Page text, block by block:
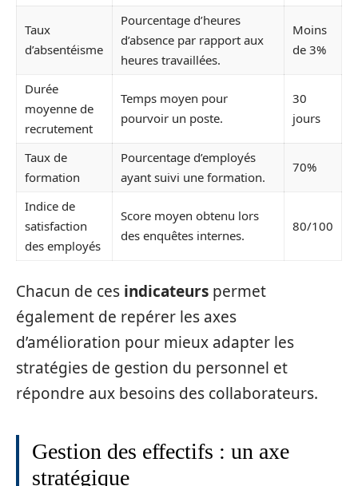
Taux
d’absentéisme
Pourcentage d’heures
d’absence par rapport aux
heures travaillées.
Moins
de 3%
Durée
moyenne de
recrutement
Temps moyen pour
pourvoir un poste.
30
jours
Taux de
formation
Pourcentage d’employés
ayant suivi une formation.
70%
Indice de
satisfaction
des employés
Score moyen obtenu lors
des enquêtes internes.
80/100
Chacun de ces indicateurs permet
également de repérer les axes
d’amélioration pour mieux adapter les
stratégies de gestion du personnel et
répondre aux besoins des collaborateurs.
Gestion des effectifs : un axe
stratégique